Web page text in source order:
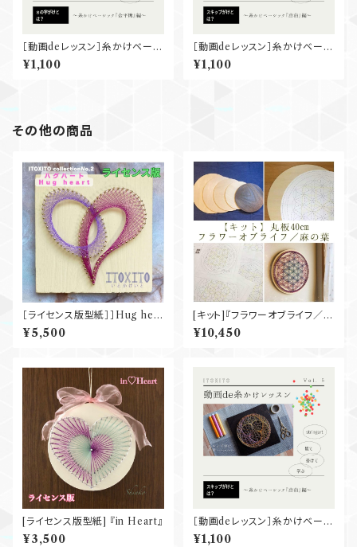
［動画deレッスン］糸かけベーシ
ック『金平糖』
¥1,100
［動画deレッスン］糸かけベーシ
ック『菖蒲』
¥1,100
その他の商品
［ライセンス版型紙］］Hug hea
rt
¥5,500
[キット]『フラワーオブライフ／麻
の葉』丸板40cm
¥10,450
[ライセンス版型紙] 『in Heart』
¥3,500
［動画deレッスン］糸かけベーシ
ック『菖蒲』
¥1,100